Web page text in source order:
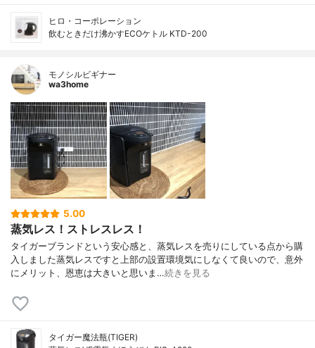
ヒロ・コーポレーション
飲むときだけ沸かすECOケトル KTD-200
モノシルビギナー
wa3home
5.00
蒸気レス！ストレスレス！
タイガーブランドという安心感と、蒸気レスを売りにしている点から購
入しました蒸気レスですと上部の設置環境気にしなくて良いので、意外
にメリット、恩恵は大きいと思いま…続きを見る
タイガー魔法瓶(TIGER)